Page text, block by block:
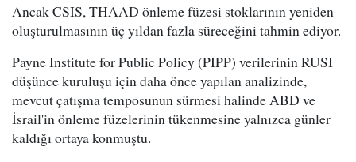
Ancak CSIS, THAAD önleme füzesi stoklarının yeniden
oluşturulmasının üç yıldan fazla süreceğini tahmin ediyor.
Payne Institute for Public Policy (PIPP) verilerinin RUSI
düşünce kuruluşu için daha önce yapılan analizinde,
mevcut çatışma temposunun sürmesi halinde ABD ve
İsrail'in önleme füzelerinin tükenmesine yalnızca günler
kaldığı ortaya konmuştu.